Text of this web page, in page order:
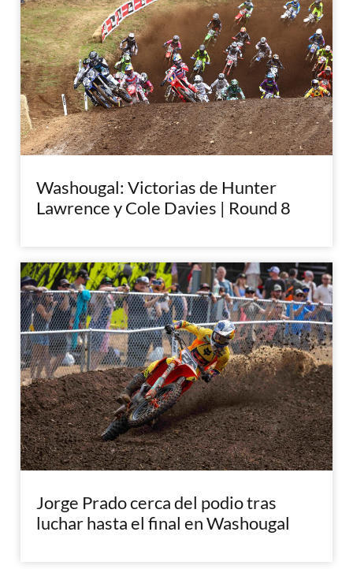
Washougal: Victorias de Hunter
Lawrence y Cole Davies | Round 8
Jorge Prado cerca del podio tras
luchar hasta el final en Washougal